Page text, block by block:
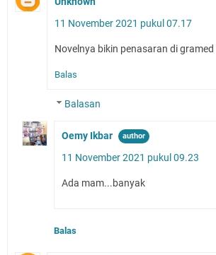
11 November 2021 pukul 07.17
Novelnya bikin penasaran di gramed
Balas
Balasan
Oemy Ikbar
11 November 2021 pukul 09.23
Ada mam...banyak
Balas